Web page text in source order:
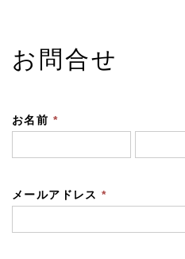
お問合せ
お名前 *
メールアドレス*